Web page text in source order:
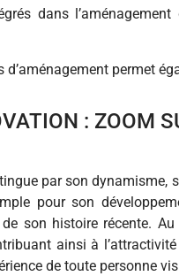
dans
permet
: ZOOM
par son
pour son
son histoire récente.
ainsi à
de toute personne